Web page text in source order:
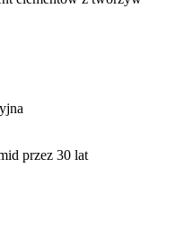
przez 30 lat